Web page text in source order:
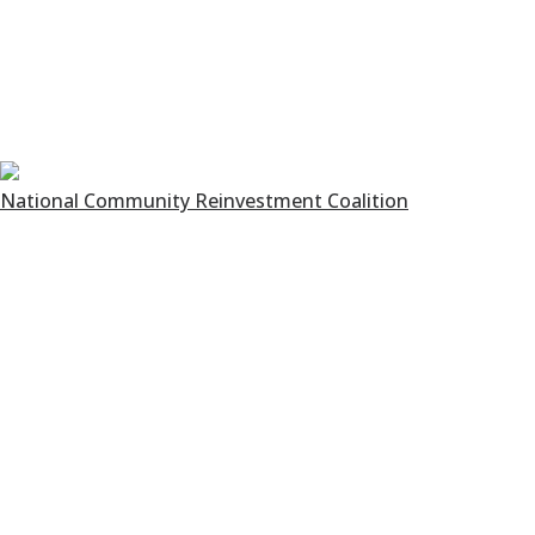
National Community Reinvestment Coalition